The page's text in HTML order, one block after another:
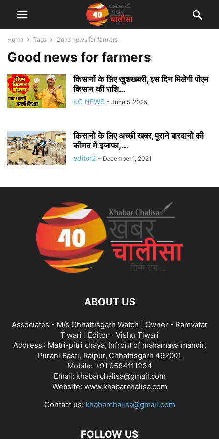
Home Tags Good news for farmers
Good news for farmers
किसानों के लिए खुशखबरी, इस दिन मिलेगी पीएम
किसान की राशि…
KC NEWS - June 5, 2025
किसानों के लिए अच्छी खबर, पुराने बारदानों की
कीमत में इजाफा,...
editor2 - December 1, 2021
ABOUT US
Associates - M/s Chhattisgarh Watch | Owner - Ramvatar
Tiwari | Editor - Vishu Tiwari
Address : Matri-pitri chaya, Infront of mahamaya mandir,
Purani Basti, Raipur, Chhattisgarh 492001
Mobile: +91 9584111234
Email: khabarchalisa@gmail.com
Website: www.khabarchalisa.com
Contact us: khabarchalisa@gmail.com
FOLLOW US